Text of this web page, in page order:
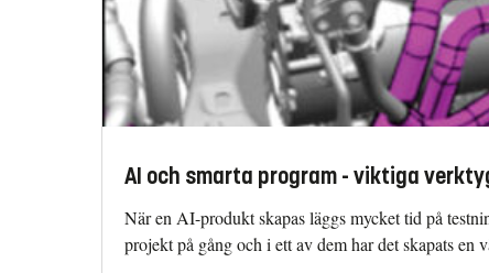
AI och smarta program - viktiga
När en AI-produkt skapas läggs mycket tid på
projekt på gång och i ett av dem har det skapats en